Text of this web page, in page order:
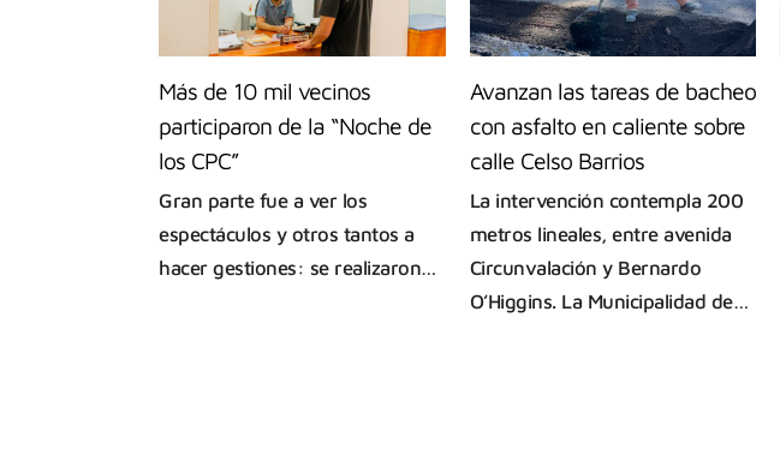
Más de 10 mil vecinos
participaron de la “Noche de
los CPC”
Gran parte fue a ver los
espectáculos y otros tantos a
hacer gestiones: se realizaron…
Avanzan las tareas de bacheo
con asfalto en caliente sobre
calle Celso Barrios
La intervención contempla 200
metros lineales, entre avenida
Circunvalación y Bernardo
O’Higgins. La Municipalidad de…